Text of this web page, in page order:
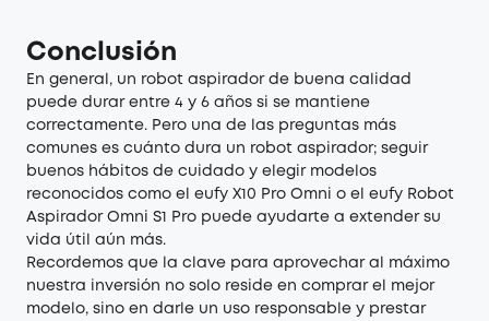
Conclusión
En general, un robot aspirador de buena calidad
puede durar entre 4 y 6 años si se mantiene
correctamente. Pero una de las preguntas más
comunes es cuánto dura un robot aspirador; seguir
buenos hábitos de cuidado y elegir modelos
reconocidos como el eufy X10 Pro Omni o el eufy Robot
Aspirador Omni S1 Pro puede ayudarte a extender su
vida útil aún más.
Recordemos que la clave para aprovechar al máximo
nuestra inversión no solo reside en comprar el mejor
modelo, sino en darle un uso responsable y prestar